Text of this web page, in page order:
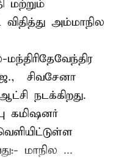
மற்றும்
அம்மாநில
சிவசேனா –
நடக்கிறது.
கமிஷனர்
மாநில ...